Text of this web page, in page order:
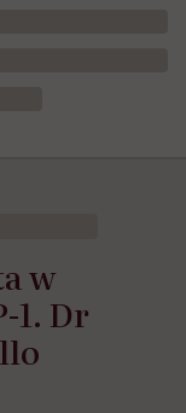
w
1. Dr